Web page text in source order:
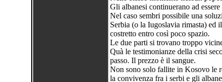
Gli albanesi continuerano ad
Nel caso sembri possibile una
Serbia (o la Iugoslavia rimasta)
costretto entro così poco spazio.
Le due parti si trovano troppo
Quà le testimonianze della crisi
passo. Il prezzo è il sangue.
Non sono solo fallite in Kosovo le
la convivenza fra i serbi e gli